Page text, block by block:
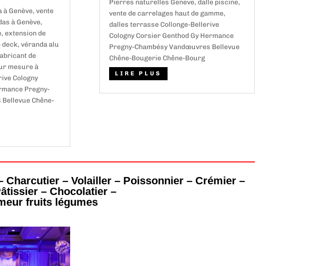
Genève, vente
à Genève,
extension de
véranda alu
de
mesure à
Cologny
Pregny-
Chêne-
Pierres naturelles Geneve, dalle piscine,
vente de carrelages haut de gamme,
dalles terrasse Collonge-Bellerive
Cologny Corsier Genthod Gy Hermance
Pregny-Chambésy Vandœuvres Bellevue
Chêne-Bougerie Chêne-Bourg
LIRE PLUS
– Volailler – Poissonnier – Crémier –
– Chocolatier –
fruits légumes